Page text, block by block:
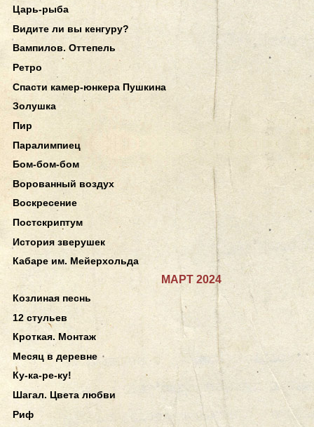
Царь-рыба
Видите ли вы кенгуру?
Вампилов. Оттепель
Ретро
Спасти камер-юнкера Пушкина
Золушка
Пир
Паралимпиец
Бом-бом-бом
Ворованный воздух
Воскресение
Постскриптум
История зверушек
Кабаре им. Мейерхольда
МАРТ 2024
Козлиная песнь
12 стульев
Кроткая. Монтаж
Месяц в деревне
Ку-ка-ре-ку!
Шагал. Цвета любви
Риф